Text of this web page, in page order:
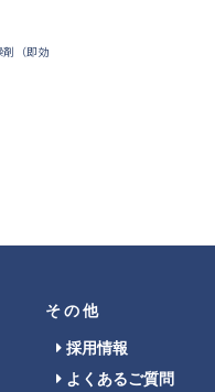
剤（即効
その他
採用情報
よくあるご質問